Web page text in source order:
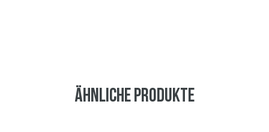
Ähnliche Produkte